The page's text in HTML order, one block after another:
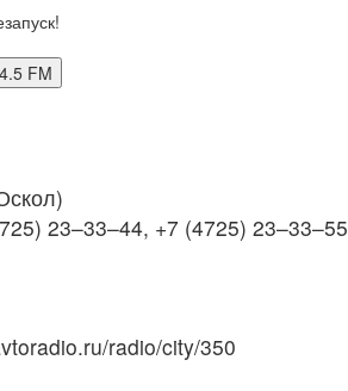
FM
23–33–44, +7 (4725) 23–33–55
radio/city/350